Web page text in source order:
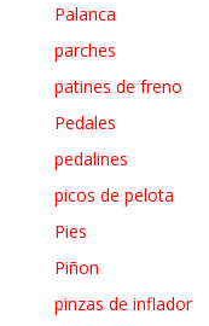
Palanca
parches
patines de freno
Pedales
pedalines
picos de pelota
Pies
Piñon
pinzas de inflador